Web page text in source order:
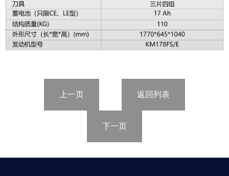
上一页 返回列表
下一页